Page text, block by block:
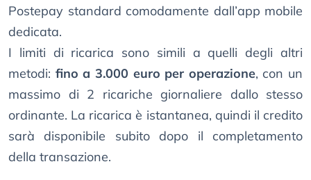
Postepay standard comodamente dall’app mobile
dedicata.
I limiti di ricarica sono simili a quelli degli altri
metodi: fino a 3.000 euro per operazione, con un
massimo di 2 ricariche giornaliere dallo stesso
ordinante. La ricarica è istantanea, quindi il credito
sarà disponibile subito dopo il completamento
della transazione.